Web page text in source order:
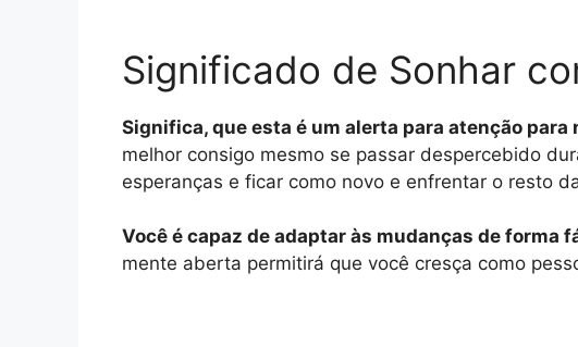
Significado de Sonhar
Significa, que esta é um alerta para atenção
melhor consigo mesmo se passar despercebido
esperanças e ficar como novo e enfrentar o resto
Você é capaz de adaptar às mudanças de forma
mente aberta permitirá que você cresça como